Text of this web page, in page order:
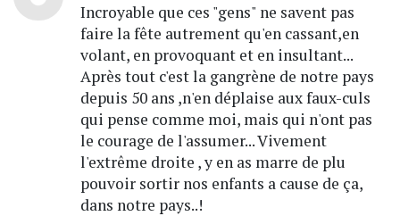
Incroyable que ces "gens" ne savent pas
faire la fête autrement qu'en cassant,en
volant, en provoquant et en insultant...
Après tout c'est la gangrène de notre pays
depuis 50 ans ,n'en déplaise aux faux-culs
qui pense comme moi, mais qui n'ont pas
le courage de l'assumer... Vivement
l'extrême droite , y en as marre de plu
pouvoir sortir nos enfants a cause de ça,
dans notre pays..!